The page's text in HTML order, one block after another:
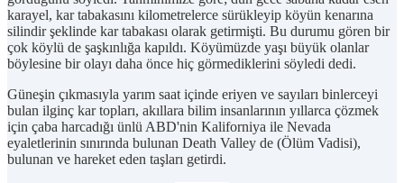
karayel, kar tabakasını kilometrelerce sürükleyip köyün kenarına
silindir şeklinde kar tabakası olarak getirmişti. Bu durumu gören bir
çok köylü de şaşkınlığa kapıldı. Köyümüzde yaşı büyük olanlar
böylesine bir olayı daha önce hiç görmediklerini söyledi dedi.
Güneşin çıkmasıyla yarım saat içinde eriyen ve sayıları binlerceyi
bulan ilginç kar topları, akıllara bilim insanlarının yıllarca çözmek
için çaba harcadığı ünlü ABD'nin Kaliforniya ile Nevada
eyaletlerinin sınırında bulunan Death Valley de (Ölüm Vadisi),
bulunan ve hareket eden taşları getirdi.